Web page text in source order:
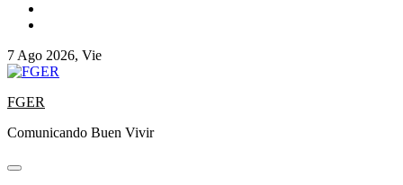
7 Ago 2026, Vie
FGER
Comunicando Buen Vivir